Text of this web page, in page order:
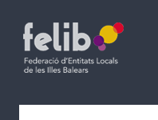
contenido
principal